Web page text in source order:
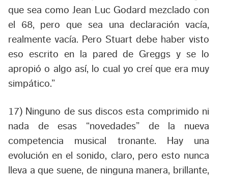
que sea como Jean Luc Godard mezclado con
el 68, pero que sea una declaración vacía,
realmente vacía. Pero Stuart debe haber visto
eso escrito en la pared de Greggs y se lo
apropió o algo así, lo cual yo creí que era muy
simpático.”
17) Ninguno de sus discos esta comprimido ni
nada de esas “novedades” de la nueva
competencia musical tronante. Hay una
evolución en el sonido, claro, pero esto nunca
lleva a que suene, de ninguna manera, brillante,